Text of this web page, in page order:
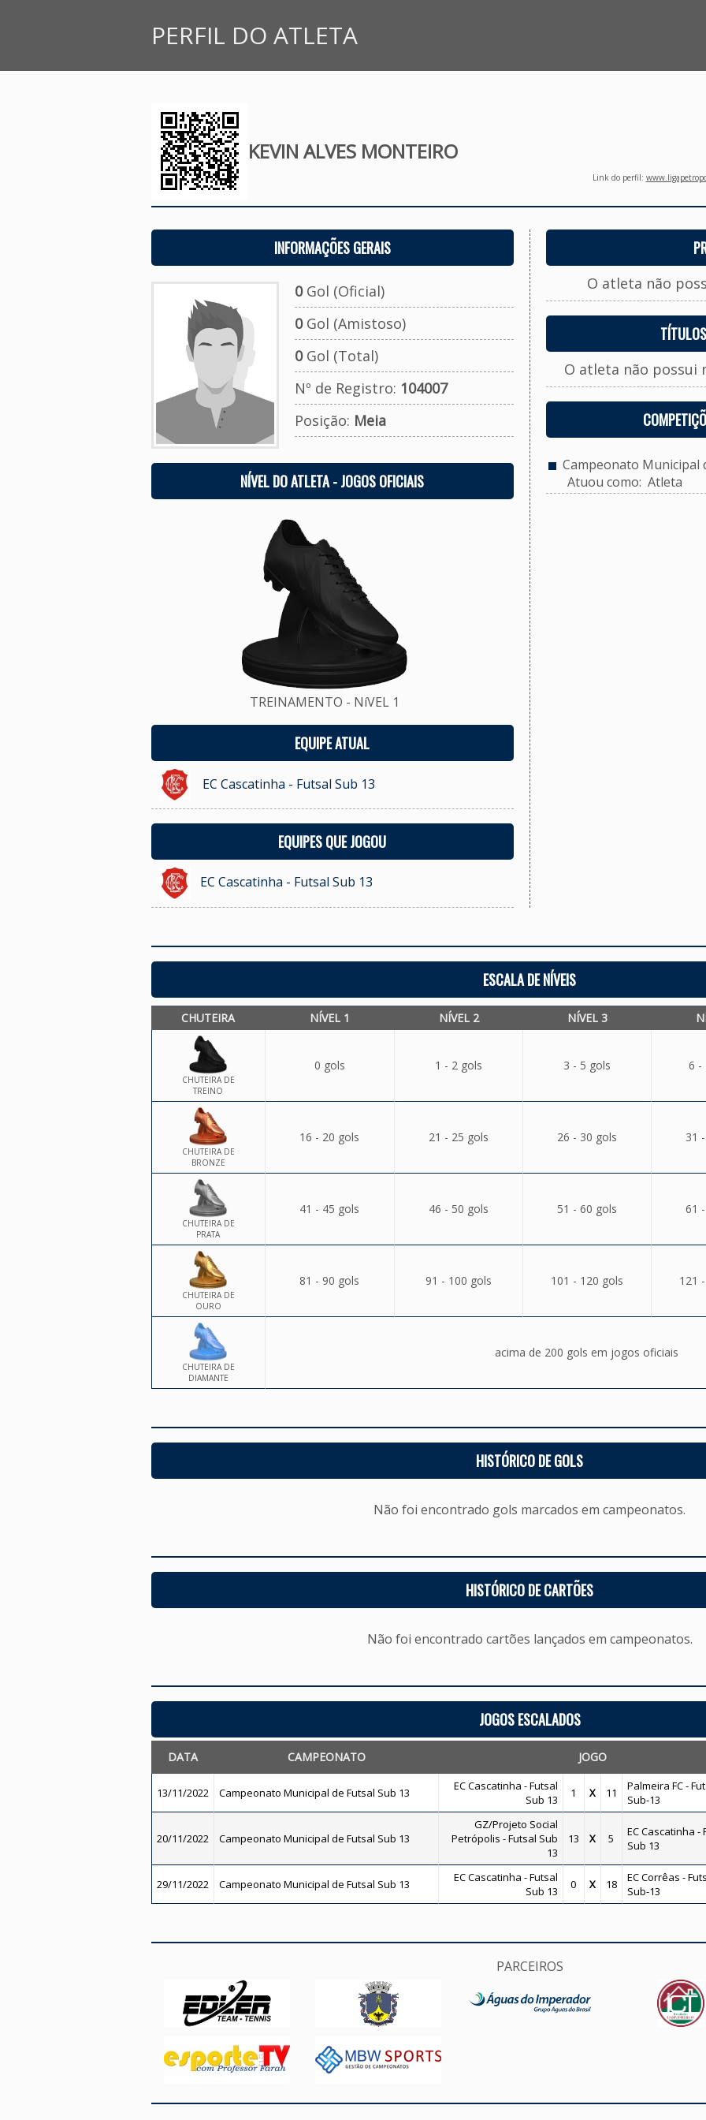
PERFIL DO ATLETA
KEVIN ALVES MONTEIRO
Link do perfil:
INFORMAÇÕES GERAIS
0Gol (Oficial)
0Gol (Amistoso)
0Gol (Total)
Nº de Registro: 104007
Posição: Meia
NÍVEL DO ATLETA - JOGOS OFICIAIS
TREINAMENTO - NíVEL 1
EQUIPE ATUAL
EC Cascatinha - Futsal Sub 13
EQUIPES QUE JOGOU
EC Cascatinha - Futsal Sub 13
O atleta não
O atleta não possui
Campeonato Municipal
Atuou como: Atleta
ESCALA DE NÍVEIS
CHUTEIRA NÍVEL 1 NÍVEL 2 NÍVEL 3
CHUTEIRA DE
TREINO
0 gols 1 - 2 gols 3 - 5 gols 6 -
CHUTEIRA DE
BRONZE
16 - 20 gols 21 - 25 gols 26 - 30 gols 31
CHUTEIRA DE
PRATA
41 - 45 gols 46 - 50 gols 51 - 60 gols 61
CHUTEIRA DE
OURO
81 - 90 gols 91 - 100 gols 101 - 120 gols 121
CHUTEIRA DE
DIAMANTE
acima de 200 gols em jogos oficiais
HISTÓRICO DE GOLS
Não foi encontrado gols marcados em campeonatos.
HISTÓRICO DE CARTÕES
Não foi encontrado cartões lançados em campeonatos.
JOGOS ESCALADOS
DATA CAMPEONATO JOGO
13/11/2022 Campeonato Municipal de Futsal Sub 13
EC Cascatinha - Futsal
Sub 13
1 X 11
Palmeira FC -
Sub-13
20/11/2022 Campeonato Municipal de Futsal Sub 13
GZ/Projeto Social
Petrópolis - Futsal Sub
13
13 X 5
EC Cascatinha -
Sub 13
29/11/2022 Campeonato Municipal de Futsal Sub 13
EC Cascatinha - Futsal
Sub 13
0 X 18
EC Corrêas -
Sub-13
PARCEIROS